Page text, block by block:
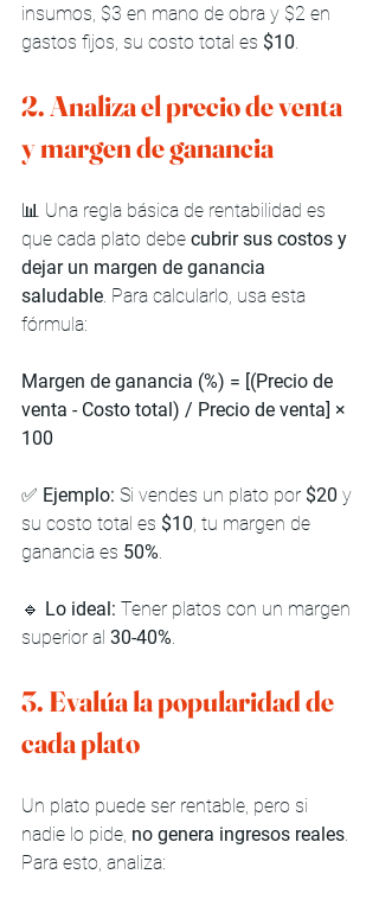
insumos, $3 en mano de obra y $2 en
gastos fijos, su costo total es $10.
2. Analiza el precio de venta
y margen de ganancia
📊 Una regla básica de rentabilidad es
que cada plato debe cubrir sus costos y
dejar un margen de ganancia
saludable. Para calcularlo, usa esta
fórmula:
Margen de ganancia (%) = [(Precio de
venta - Costo total) / Precio de venta] ×
100
✅ Ejemplo: Si vendes un plato por $20 y
su costo total es $10, tu margen de
ganancia es 50%.
🔹 Lo ideal: Tener platos con un margen
superior al 30-40%.
3. Evalúa la popularidad de
cada plato
Un plato puede ser rentable, pero si
nadie lo pide, no genera ingresos reales.
Para esto, analiza: